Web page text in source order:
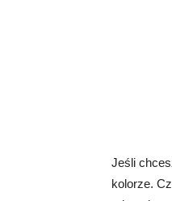
Jeśli
kolorze.